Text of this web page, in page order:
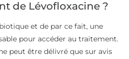
de Lévofloxacine ?
et de par ce fait, une
pour accéder au traitement.
peut être délivré que sur avis